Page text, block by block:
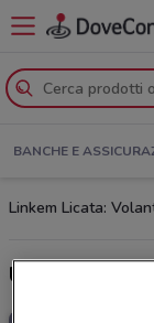
BANCHE E
Linkem Licata:
Ultime offerte